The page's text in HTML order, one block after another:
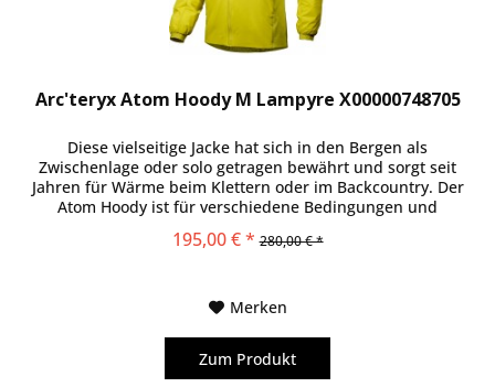
Arc'teryx Atom Hoody M Lampyre X00000748705
Diese vielseitige Jacke hat sich in den Bergen als
Zwischenlage oder solo getragen bewährt und sorgt seit
Jahren für Wärme beim Klettern oder im Backcountry. Der
Atom Hoody ist für verschiedene Bedingungen und
195,00 € * 280,00 € *
Merken
Zum Produkt